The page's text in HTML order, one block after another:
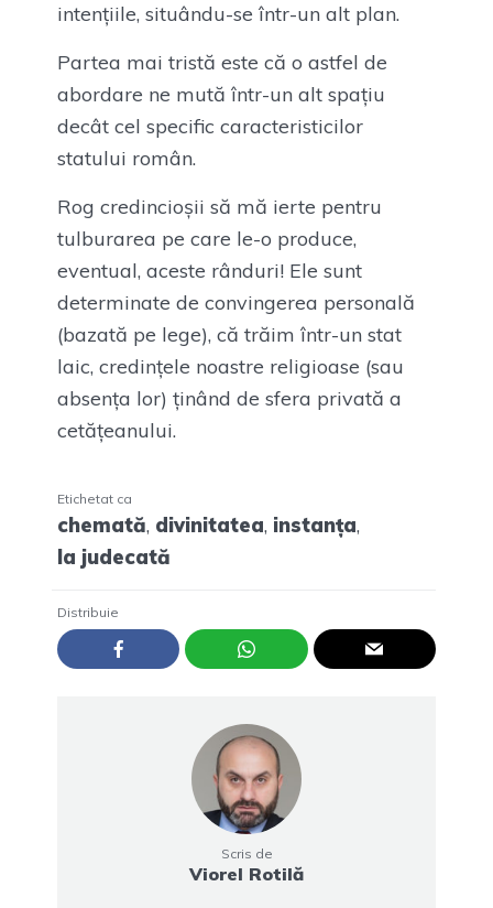
intențiile, situându-se într-un alt plan.
Partea mai tristă este că o astfel de
abordare ne mută într-un alt spațiu
decât cel specific caracteristicilor
statului român.
Rog credincioșii să mă ierte pentru
tulburarea pe care le-o produce,
eventual, aceste rânduri! Ele sunt
determinate de convingerea personală
(bazată pe lege), că trăim într-un stat
laic, credințele noastre religioase (sau
absența lor) ținând de sfera privată a
cetățeanului.
Etichetat ca
chemată, divinitatea, instanța,
la judecată
Distribuie
Scris de
Viorel Rotilă